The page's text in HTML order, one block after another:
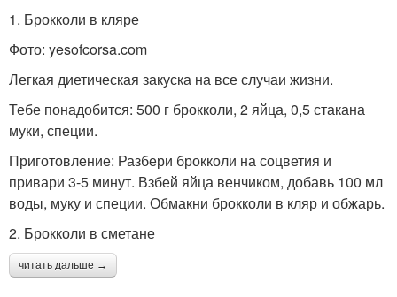
1. Брокколи в кляре
Фото: yesofcorsa.com
Легкая диетическая закуска на все случаи жизни.
Тебе понадобится: 500 г брокколи, 2 яйца, 0,5 стакана
муки, специи.
Приготовление: Разбери брокколи на соцветия и
привари 3-5 минут. Взбей яйца венчиком, добавь 100 мл
воды, муку и специи. Обмакни брокколи в кляр и обжарь.
2. Брокколи в сметане
читать дальше →